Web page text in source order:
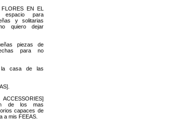
EN EL
para
y solitarias
quiero dejar
piezas de
para no
la casa de las
de los mas
capaces de
a mis FEEAS.